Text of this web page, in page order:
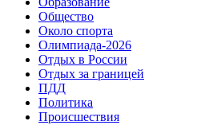
Общество
Около спорта
Олимпиада-2026
Отдых в России
Отдых за границей
ПДД
Политика
Происшествия